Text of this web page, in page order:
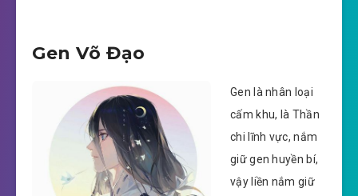
Gen Võ Đạo
Gen là nhân loại
cấm khu, là Thần
chi lĩnh vực, nắm
giữ gen huyền bí,
vậy liền nắm giữ